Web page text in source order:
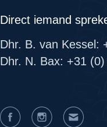
Direct iemand
Dhr. B. van Kessel:
Dhr. N. Bax: +31